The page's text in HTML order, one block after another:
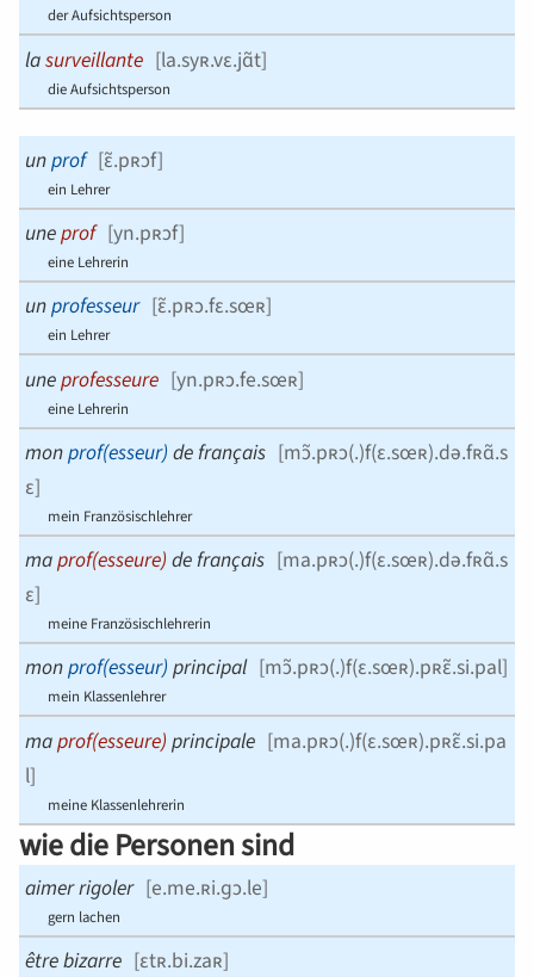
der Aufsichtsperson
lasurveillante [la.syʀ.vɛ.jɑ̃t]
die Aufsichtsperson
unprof [ɛ̃.pʀɔf]
ein Lehrer
uneprof [yn.pʀɔf]
eine Lehrerin
unprofesseur [ɛ̃.pʀɔ.fɛ.sœʀ]
ein Lehrer
uneprofesseure [yn.pʀɔ.fe.sœʀ]
eine Lehrerin
monprof(esseur) de français [mɔ̃.pʀɔ(.)f(ɛ.sœʀ).də.fʀɑ̃.s
ɛ]
mein Französischlehrer
maprof(esseure) de français [ma.pʀɔ(.)f(ɛ.sœʀ).də.fʀɑ̃.s
ɛ]
meine Französischlehrerin
monprof(esseur) principal [mɔ̃.pʀɔ(.)f(ɛ.sœʀ).pʀɛ̃.si.pal]
mein Klassenlehrer
maprof(esseure) principale [ma.pʀɔ(.)f(ɛ.sœʀ).pʀɛ̃.si.pa
l]
meine Klassenlehrerin
wie die Personen sind
aimer rigoler [e.me.ʀi.ɡɔ.le]
gern lachen
être bizarre [ɛtʀ.bi.zaʀ]